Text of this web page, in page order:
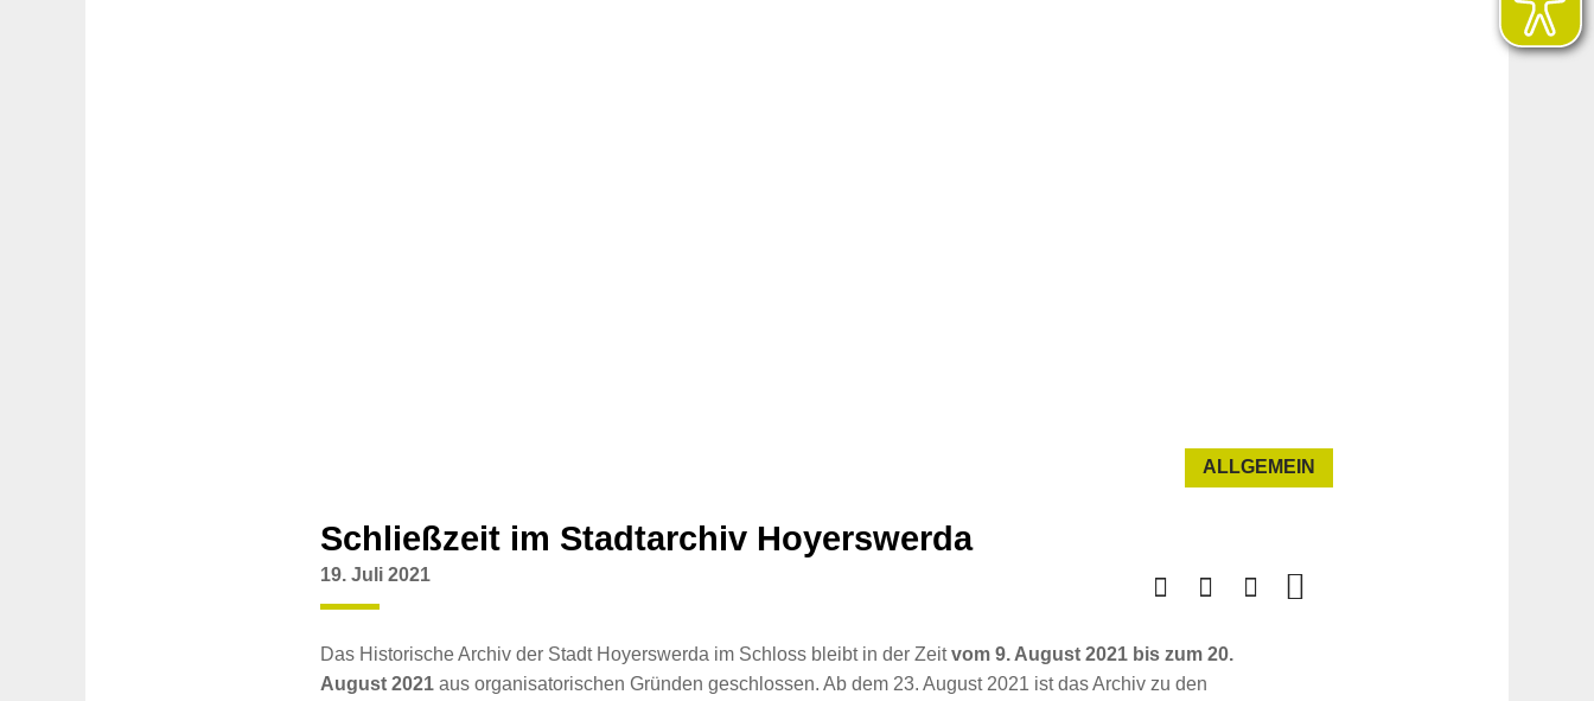
ALLGEMEIN
Schließzeit im Stadtarchiv Hoyerswerda
19. Juli 2021
Das Historische Archiv der Stadt Hoyerswerda im Schloss bleibt in der Zeitvom 9. August 2021 bis zum 20.
August 2021 aus organisatorischen Gründen geschlossen. Ab dem 23. August 2021 ist das Archiv zu den